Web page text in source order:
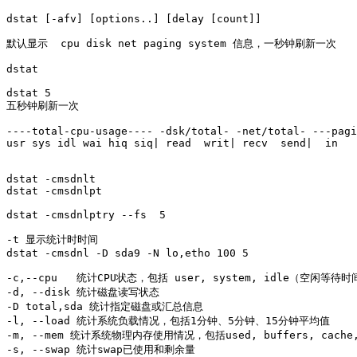
dstat [-afv] [options..] [delay [count]]
默认显示  cpu disk net paging system 信息，一秒钟刷新一次
dstat
dstat 5
五秒钟刷新一次
----total-cpu-usage---- -dsk/total- -net/total- ---
usr sys idl wai hiq siq| read  writ| recv  send|  in
dstat -cmsdnlt
dstat -cmsdnlpt
dstat -cmsdnlptry --fs  5
-t 显示统计时时间
dstat -cmsdnl -D sda9 -N lo,etho 100 5
-c,--cpu   统计CPU状态，包括 user, system, idle（空闲等待
-d, --disk 统计磁盘读写状态
-D total,sda 统计指定磁盘或汇总信息
-l, --load 统计系统负载情况，包括1分钟、5分钟、15分钟平均值
-m, --mem 统计系统物理内存使用情况，包括used, buffers,
-s, --swap 统计swap已使用和剩余量